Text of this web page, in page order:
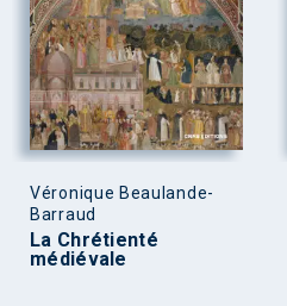
Véronique Beaulande-
Barraud
La Chrétienté
médiévale